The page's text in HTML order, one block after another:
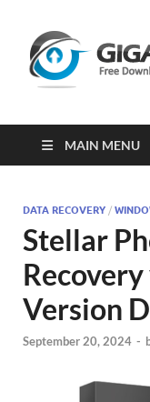
MAIN MENU
DATA RECOVERY /
Stellar
Version
September 20, 2024 -